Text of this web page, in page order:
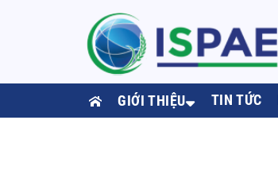
GIỚI THIỆU TIN TỨC